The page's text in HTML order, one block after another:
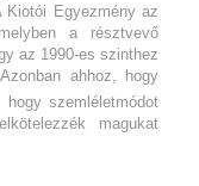
Kiotói Egyezmény az
a résztvevő
az 1990-es szinthez
ahhoz, hogy
szemléletmódot
magukat